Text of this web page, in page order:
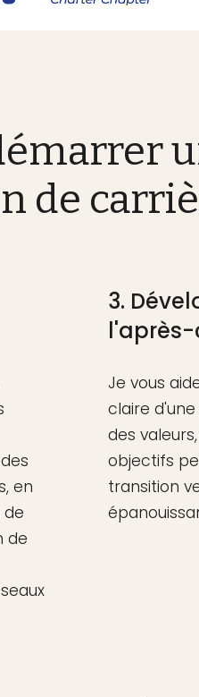
de
en
de
3.
l'après-
Je vous
claire
des
objectifs
transition